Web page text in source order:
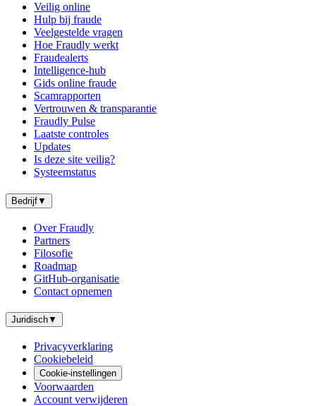
Veilig online
Hulp bij fraude
Veelgestelde vragen
Hoe Fraudly werkt
Fraudealerts
Intelligence-hub
Gids online fraude
Scamrapporten
Vertrouwen & transparantie
Fraudly Pulse
Laatste controles
Updates
Is deze site veilig?
Systeemstatus
Bedrijf▼
Over Fraudly
Partners
Filosofie
Roadmap
GitHub-organisatie
Contact opnemen
Juridisch▼
Privacyverklaring
Cookiebeleid
Cookie-instellingen
Voorwaarden
Account verwijderen